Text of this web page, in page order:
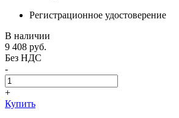
Регистрационное удостоверение
В наличии
9 408 руб.
Без НДС
-
+
Купить